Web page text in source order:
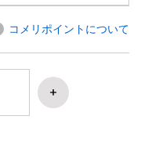
コメリポイントについて